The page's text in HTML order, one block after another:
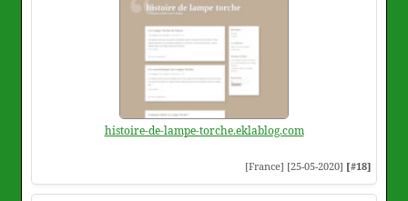
histoire-de-lampe-torche.eklablog.com
[France] [25-05-2020] [#18]